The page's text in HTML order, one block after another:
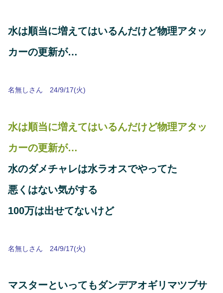
水は順当に増えてはいるんだけど物理アタッ
カーの更新が…
名無しさん 24/9/17(火)
水は順当に増えてはいるんだけど物理アタッ
カーの更新が…
水のダメチャレは水ラオスでやってた
悪くはない気がする
100万は出せてないけど
名無しさん 24/9/17(火)
マスターといってもダンデアオギリマツブサ